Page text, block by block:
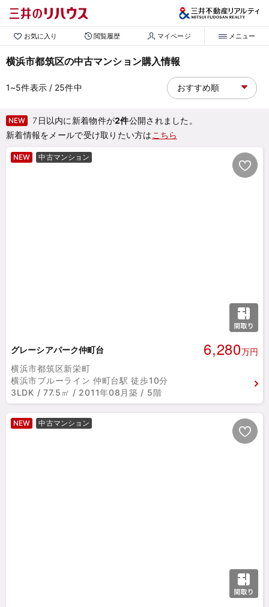
お気に入り 閲覧履歴 マイページ メニュー
横浜市都筑区の中古マンション購入情報
1~5件表示/ 25件中
NEW 7日以内に新着物件が2件公開されました。
新着情報をメールで受け取りたい方は こちら
NEW 中古マンション
グレーシアパーク仲町台 6,280万円
横浜市都筑区新栄町
横浜市ブルーライン 仲町台駅 徒歩10分
3LDK / 77.5㎡ / 2011年08月築 / 5階
NEW 中古マンション